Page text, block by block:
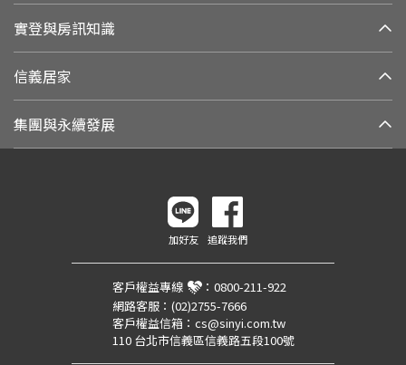
實登與房訊知識
信義居家
集團與永續發展
加好友 追蹤我們
客戶權益專線 ： 0800-211-922
網路客服： (02)2755-7666
客戶權益信箱： cs@sinyi.com.tw
110 台北市信義區信義路五段100號